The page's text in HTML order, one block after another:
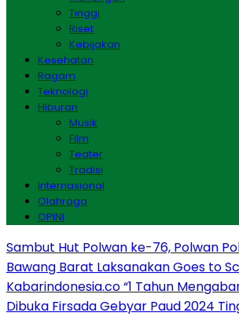
Tinggi
Riset
Kebijakan
Kesehatan
Ragam
Teknologi
Hiburan
Musik
Film
Teater
Tradisi
Internasional
Olahraga
OPINI
Sambut Hut Polwan ke-76, Polwan
Bawang Barat Laksanakan Goes to
Kabarindonesia.co “1 Tahun
Dibuka Firsada Gebyar Paud 2024